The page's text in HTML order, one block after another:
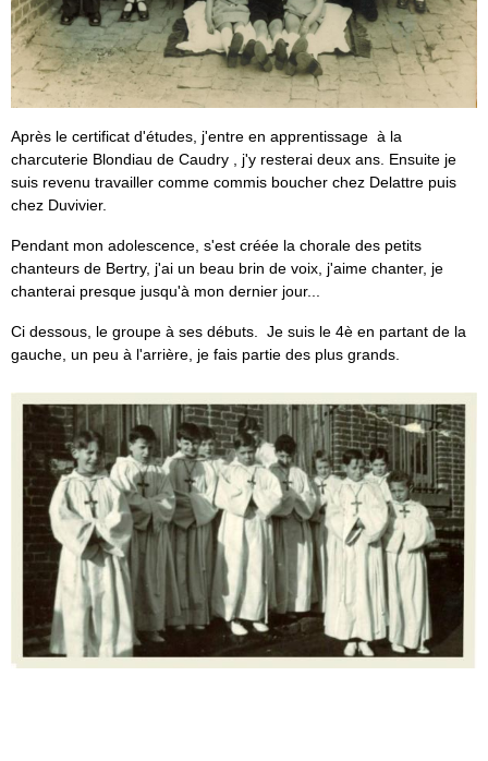
Après le certificat d'études, j'entre en apprentissage à la
charcuterie Blondiau de Caudry , j'y resterai deux ans. Ensuite je
suis revenu travailler comme commis boucher chez Delattre puis
chez Duvivier.
Pendant mon adolescence, s'est créée la chorale des petits
chanteurs de Bertry, j'ai un beau brin de voix, j'aime chanter, je
chanterai presque jusqu'à mon dernier jour...
Ci dessous, le groupe à ses débuts. Je suis le 4è en partant de la
gauche, un peu à l'arrière, je fais partie des plus grands.